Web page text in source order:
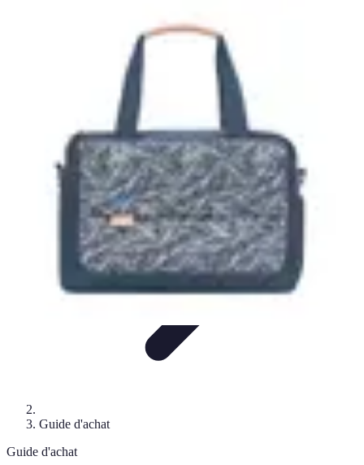
Impact environnementalÉconomie et
Utilisation et entretien Pratiques et Conseils
Guide d'achat
Guide d'achat